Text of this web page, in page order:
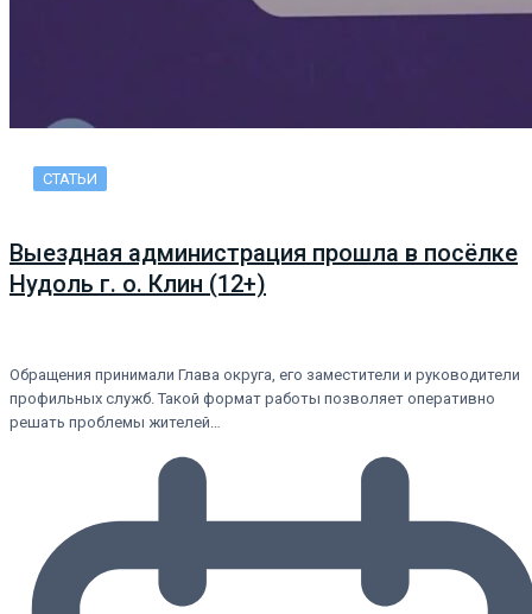
СТАТЬИ
Выездная администрация прошла в посёлке
Нудоль г. о. Клин (12+)
Обращения принимали Глава округа, его заместители и руководители
профильных служб. Такой формат работы позволяет оперативно
решать проблемы жителей…